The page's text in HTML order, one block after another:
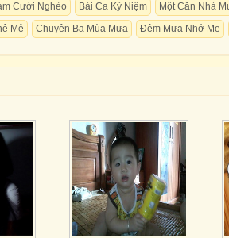
Cưới Nghèo Bài Ca Kỷ Niệm Một Căn Nhà
Mê Chuyện Ba Mùa Mưa Đêm Mưa Nhớ Mẹ